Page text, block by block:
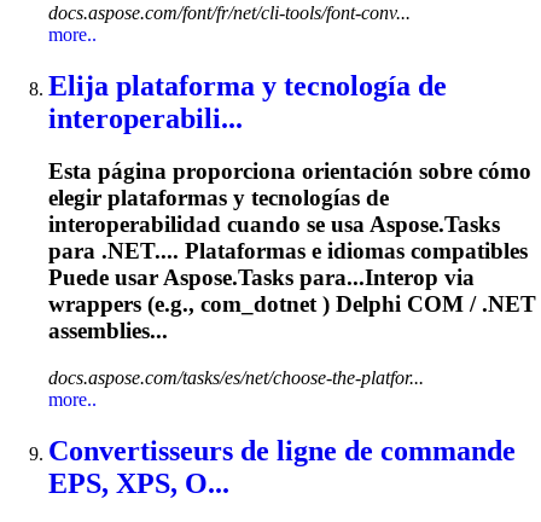
docs.aspose.com/font/fr/net/cli-tools/font-conv...
more..
Elija plataforma y tecnología de
interoperabili...
Esta página proporciona orientación sobre cómo
elegir plataformas y tecnologías de
interoperabilidad cuando se usa Aspose.Tasks
para .NET.... Plataformas e idiomas compatibles
Puede usar Aspose.Tasks para...Interop via
wrappers (e.g., com_ dotnet) Delphi COM / .NET
assemblies...
docs.aspose.com/tasks/es/net/choose-the-platfor...
more..
Convertisseurs de ligne de commande
EPS, XPS, O...